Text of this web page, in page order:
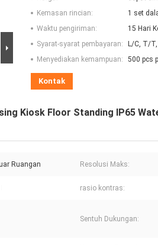
Kemasan rincian:
1 set
Waktu pengiriman:
15 Hari
Syarat-syarat pembayaran:
L/C, T/
Menyediakan kemampuan:
500 pcs
Kontak
Kiosk Floor Standing IP65
Ruangan Resolusi Maks:
rasio kontras:
Sentuh Dukungan: